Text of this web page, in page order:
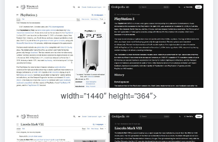
width=”1440″ height=”364″>